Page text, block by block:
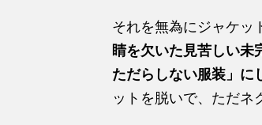
それを無為にジャケッ
睛を欠いた見苦しい未
ただらしない服装」に
ットを脱いで、ただネ